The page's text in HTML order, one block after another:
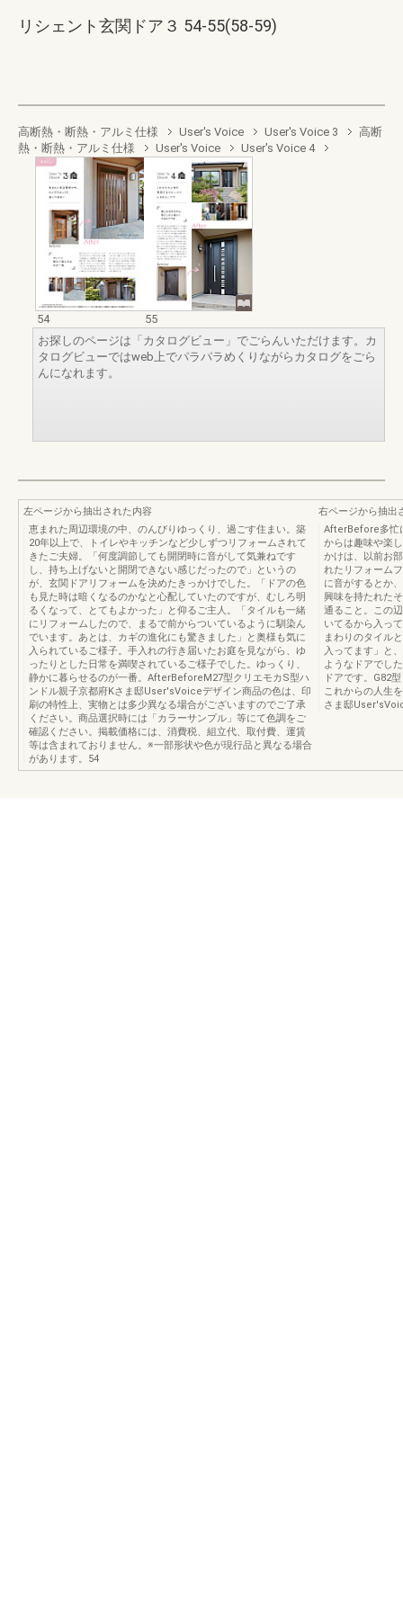
リシェント玄関ドア３ 54-55(58-59)
高断熱・断熱・アルミ仕様 User's Voice User's Voice 3
高断
熱・断熱・アルミ仕様
User's Voice User's Voice 4
54
55
お探しのページは「カタログビュー」でごらんいただけます。カ
タログビューではweb上でパラパラめくりながらカタログをごら
んになれます。
左ページから抽出された内容
恵まれた周辺環境の中、のんびりゆっくり、過ごす住まい。築
20年以上で、トイレやキッチンなど少しずつリフォームされて
きたご夫婦。「何度調節しても開閉時に音がして気兼ねです
し、持ち上げないと開閉できない感じだったので」というの
が、玄関ドアリフォームを決めたきっかけでした。「ドアの色
も見た時は暗くなるのかなと心配していたのですが、むしろ明
るくなって、とてもよかった」と仰るご主人。「タイルも一緒
にリフォームしたので、まるで前からついているように馴染ん
でいます。あとは、カギの進化にも驚きました」と奥様も気に
入られているご様子。手入れの行き届いたお庭を見ながら、ゆ
ったりとした日常を満喫されているご様子でした。ゆっくり、
静かに暮らせるのが一番。AfterBeforeM27型クリエモカS型ハ
ンドル親子京都府Kさま邸User'sVoiceデザイン商品の色は、印
刷の特性上、実物とは多少異なる場合がございますのでご了承
ください。商品選択時には「カラーサンプル」等にて色調をご
確認ください。掲載価格には、消費税、組立代、取付費、運賃
等は含まれておりません。※一部形状や色が現行品と異なる場合
があります。54
右ページから抽出
AfterBefore多忙
からは趣味や楽
かけは、以前お
れたリフォーム
に音がするとか
興味を持たれた
通ること。この
いてるから入っ
まわりのタイル
入ってます」と
ようなドアでし
ドアです。G82
これからの人生
さま邸